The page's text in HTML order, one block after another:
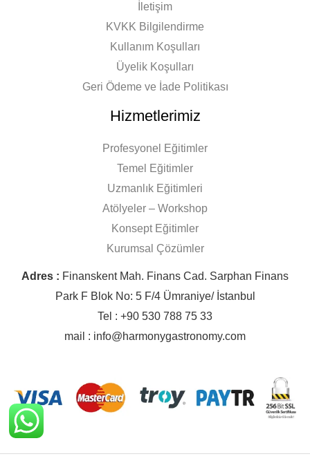
İletişim
KVKK Bilgilendirme
Kullanım Koşulları
Üyelik Koşulları
Geri Ödeme ve İade Politikası
Hizmetlerimiz
Profesyonel Eğitimler
Temel Eğitimler
Uzmanlık Eğitimleri
Atölyeler – Workshop
Konsept Eğitimler
Kurumsal Çözümler
Adres : Finanskent Mah. Finans Cad. Sarphan Finans
Park F Blok No: 5 F/4 Ümraniye/ İstanbul
Tel : +90 530 788 75 33
mail : info@harmonygastronomy.com